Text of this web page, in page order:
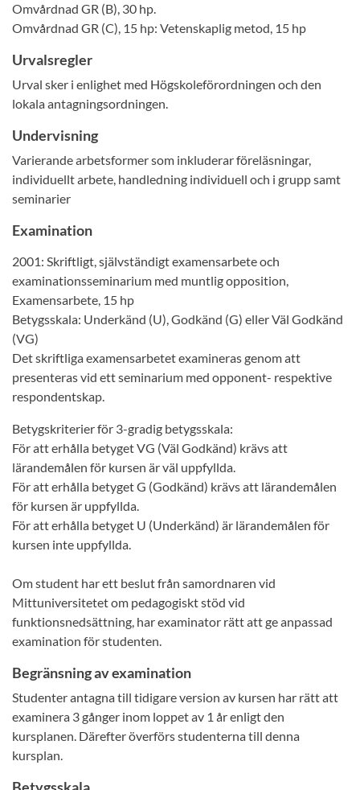
Omvårdnad GR (B), 30 hp.
Omvårdnad GR (C), 15 hp: Vetenskaplig metod, 15 hp
Urvalsregler
Urval sker i enlighet med Högskoleförordningen och den
lokala antagningsordningen.
Undervisning
Varierande arbetsformer som inkluderar föreläsningar,
individuellt arbete, handledning individuell och i grupp samt
seminarier
Examination
2001: Skriftligt, självständigt examensarbete och
examinationsseminarium med muntlig opposition,
Examensarbete, 15 hp
Betygsskala: Underkänd (U), Godkänd (G) eller Väl Godkänd
(VG)
Det skriftliga examensarbetet examineras genom att
presenteras vid ett seminarium med opponent- respektive
respondentskap.
Betygskriterier för 3-gradig betygsskala:
För att erhålla betyget VG (Väl Godkänd) krävs att
lärandemålen för kursen är väl uppfyllda.
För att erhålla betyget G (Godkänd) krävs att lärandemålen
för kursen är uppfyllda.
För att erhålla betyget U (Underkänd) är lärandemålen för
kursen inte uppfyllda.
Om student har ett beslut från samordnaren vid
Mittuniversitetet om pedagogiskt stöd vid
funktionsnedsättning, har examinator rätt att ge anpassad
examination för studenten.
Begränsning av examination
Studenter antagna till tidigare version av kursen har rätt att
examinera 3 gånger inom loppet av 1 år enligt den
kursplanen. Därefter överförs studenterna till denna
kursplan.